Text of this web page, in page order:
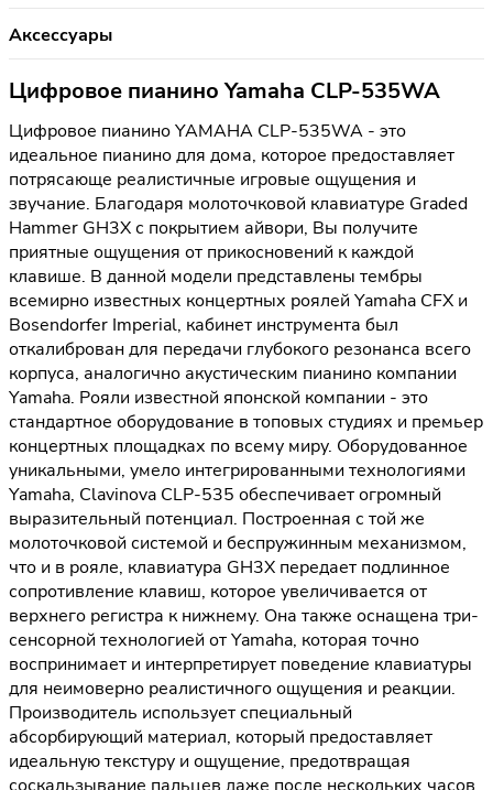
Аксессуары
Цифровое пианино Yamaha CLP-535WA
Цифровое пианино YAMAHA CLP-535WA - это
идеальное пианино для дома, которое предоставляет
потрясающе реалистичные игровые ощущения и
звучание. Благодаря молоточковой клавиатуре Graded
Hammer GH3X с покрытием айвори, Вы получите
приятные ощущения от прикосновений к каждой
клавише. В данной модели представлены тембры
всемирно известных концертных роялей Yamaha CFX и
Bosendorfer Imperial, кабинет инструмента был
откалиброван для передачи глубокого резонанса всего
корпуса, аналогично акустическим пианино компании
Yamaha. Рояли известной японской компании - это
стандартное оборудование в топовых студиях и премьер
концертных площадках по всему миру. Оборудованное
уникальными, умело интегрированными технологиями
Yamaha, Clavinova CLP-535 обеспечивает огромный
выразительный потенциал. Построенная с той же
молоточковой системой и беспружинным механизмом,
что и в рояле, клавиатура GH3X передает подлинное
сопротивление клавиш, которое увеличивается от
верхнего регистра к нижнему. Она также оснащена три-
сенсорной технологией от Yamaha, которая точно
воспринимает и интерпретирует поведение клавиатуры
для неимоверно реалистичного ощущения и реакции.
Производитель использует специальный
абсорбирующий материал, который предоставляет
идеальную текстуру и ощущение, предотвращая